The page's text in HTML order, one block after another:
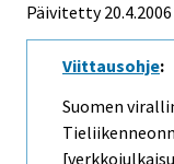
Päivitetty20.4.2006
Viittausohje:
Suomen